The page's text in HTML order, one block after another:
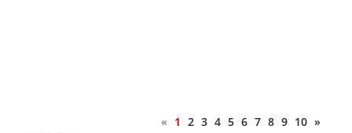
« 1 2 3 4 5 6 7 8 9 10 »